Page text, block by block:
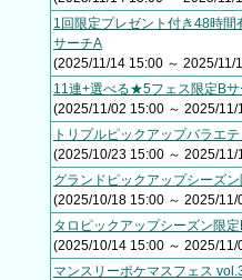
1回限定プレゼント付き48時
サーチA
(2025/11/14 15:00 ～ 2025/11/
11連+選べる★5フェス限定Bサ
(2025/11/02 15:00 ～ 2025/11/
トリプルピックアップバラエ
(2025/10/23 15:00 ～ 2025/11/
グランドピックアップシーズ
(2025/10/18 15:00 ～ 2025/11/
タロピックアップシーズン限
(2025/10/14 15:00 ～ 2025/11/
マンスリーポケマスフェス